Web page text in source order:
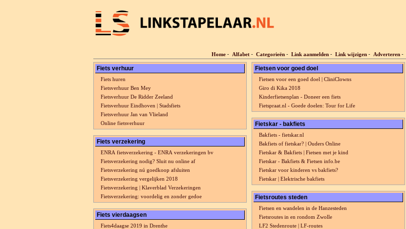
Home - Alfabet - Categorieën - Link aanmelden - Link wijzigen - Adverteren -
Fiets verhuur
Fiets huren
Fietsverhuur Ben Mey
Fietsverhuur De Ridder Zeeland
Fietsverhuur Eindhoven | Stadsfiets
Fietsverhuur Jan van Vlieland
Online fietsverhuur
Fiets verzekering
ENRA fietsverzekering - ENRA verzekeringen bv
Fietsverzekering nodig? Sluit nu online af
Fietsverzekering nú goedkoop afsluiten
Fietsverzekering vergelijken 2018
Fietsverzekering | Klaverblad Verzekeringen
Fietsverzekering: voordelig en zonder gedoe
Fiets vierdaagsen
Fiets4daagse 2019 in Drenthe
Fietsen voor goed doel
Fietsen voor een goed doel | CliniClowns
Giro di Kika 2018
Kinderfietsenplan - Doneer een fiets
Fietspraat.nl - Goede doelen: Tour for Life
Fietskar - bakfiets
Bakfiets - fietskar.nl
Bakfiets of fietskar? | Ouders Online
Fietskar & Bakfiets | Fietsen met je kind
Fietskar - Bakfiets & Fietsen info.be
Fietskar voor kinderen vs bakfiets?
Fietskar | Elektrische bakfiets
Fietsroutes steden
Fietsen en wandelen in de Hanzesteden
Fietsroutes in en rondom Zwolle
LF2 Stedenroute | LF-routes